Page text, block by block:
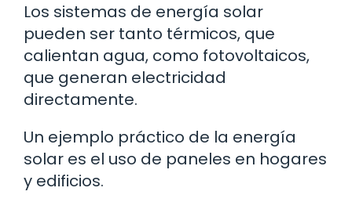
Los sistemas de energía solar
pueden ser tanto térmicos, que
calientan agua, como fotovoltaicos,
que generan electricidad
directamente.
Un ejemplo práctico de la energía
solar es el uso de paneles en hogares
y edificios.